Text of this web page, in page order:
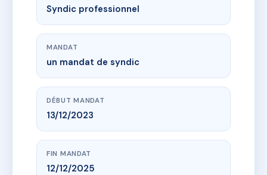
Syndic professionnel
MANDAT
un mandat de syndic
DÉBUT MANDAT
13/12/2023
FIN MANDAT
12/12/2025